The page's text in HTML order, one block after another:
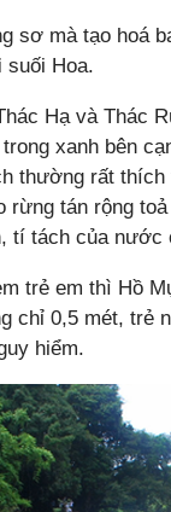
sơ mà tạo hoá
suối Hoa.
Hạ và Thác
xanh bên
thường rất
rừng tán rộng
tí tách của nước
trẻ em thì Hồ
chỉ 0,5 mét, trẻ
hiểm.